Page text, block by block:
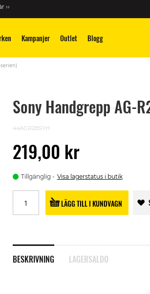
››
Kampanjer Outlet Blogg
Sony Handgrepp AG-
44AGR2BSYH
219,00 kr
Tillgänglig Visa lagerstatus i butik
LÄGG TILL I KUNDVAGN
BESKRIVNING LAGERSALDO